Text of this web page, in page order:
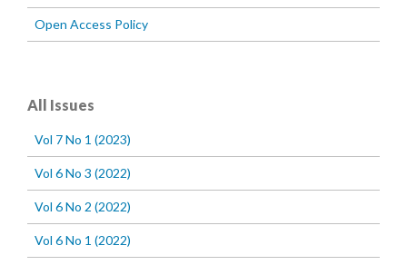
Open Access Policy
All Issues
Vol 7 No 1 (2023)
Vol 6 No 3 (2022)
Vol 6 No 2 (2022)
Vol 6 No 1 (2022)